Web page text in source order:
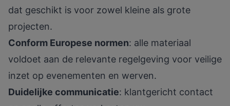
dat geschikt is voor zowel kleine als grote
projecten.
Conform Europese normen: alle materiaal
voldoet aan de relevante regelgeving voor veilige
inzet op evenementen en werven.
Duidelijke communicatie: klantgericht contact